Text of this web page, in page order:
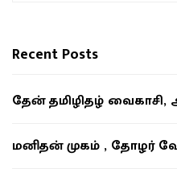
Recent Posts
தேன் தமிழிதழ் வைகாசி,
மனிதன் முகம் , தோழர்